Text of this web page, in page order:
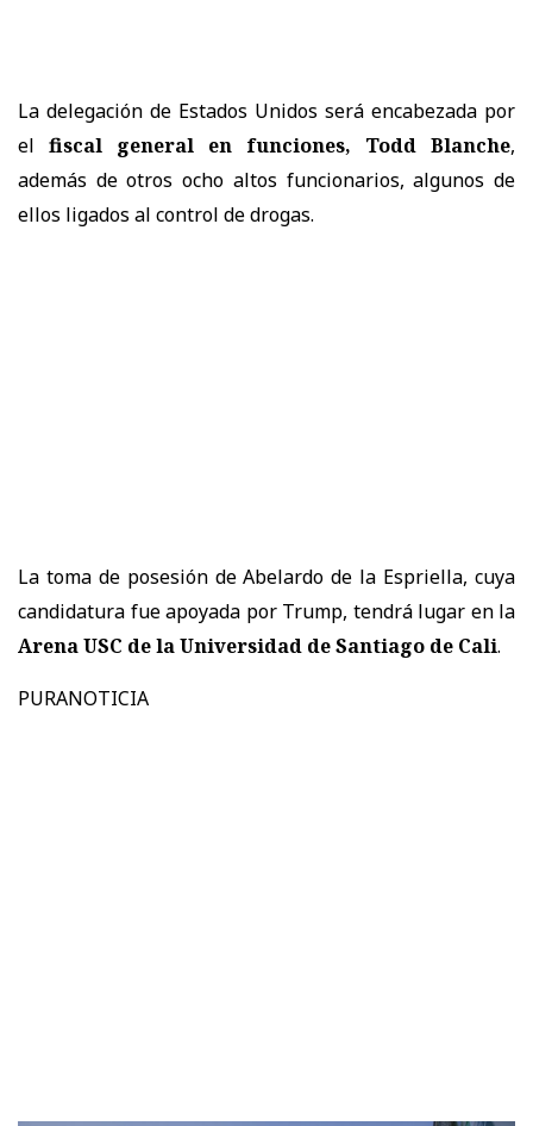
La delegación de Estados Unidos será encabezada por
el fiscal general en funciones, Todd Blanche,
además de otros ocho altos funcionarios, algunos de
ellos ligados al control de drogas.
La toma de posesión de Abelardo de la Espriella, cuya
candidatura fue apoyada por Trump, tendrá lugar en la
Arena USC de la Universidad de Santiago de Cali.
PURANOTICIA